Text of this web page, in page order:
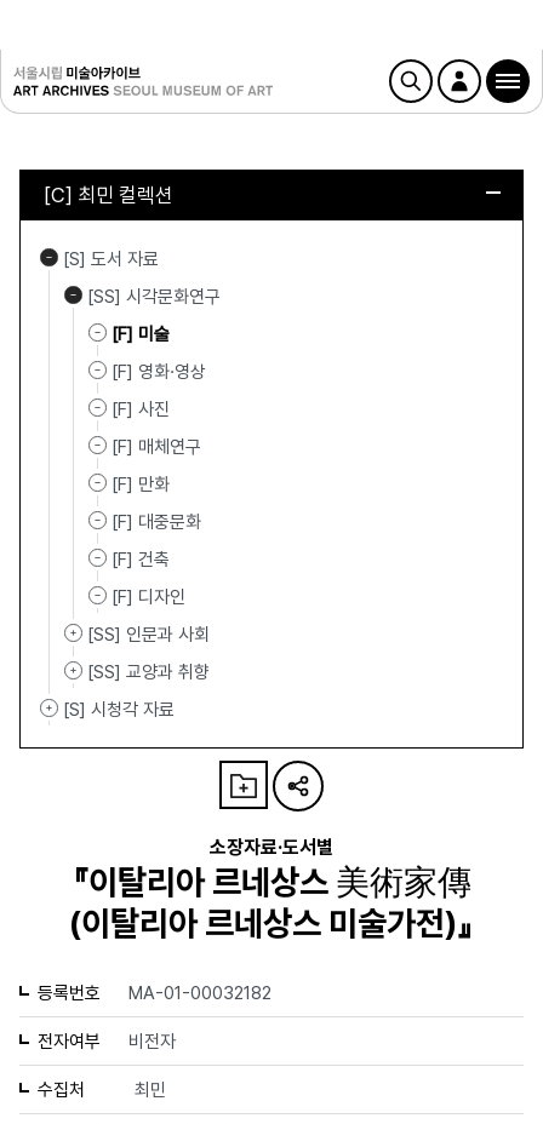
[C] 최민 컬렉션
[S] 도서 자료
[SS] 시각문화연구
[F] 미술
[F] 영화·영상
[F] 사진
[F] 매체연구
[F] 만화
[F] 대중문화
[F] 건축
[F] 디자인
[SS] 인문과 사회
[SS] 교양과 취향
[S] 시청각 자료
소장자료·도서별
『이탈리아 르네상스 美術家傳
(이탈리아 르네상스 미술가전)』
등록번호 MA-01-00032182
전자여부 비전자
수집처 최민